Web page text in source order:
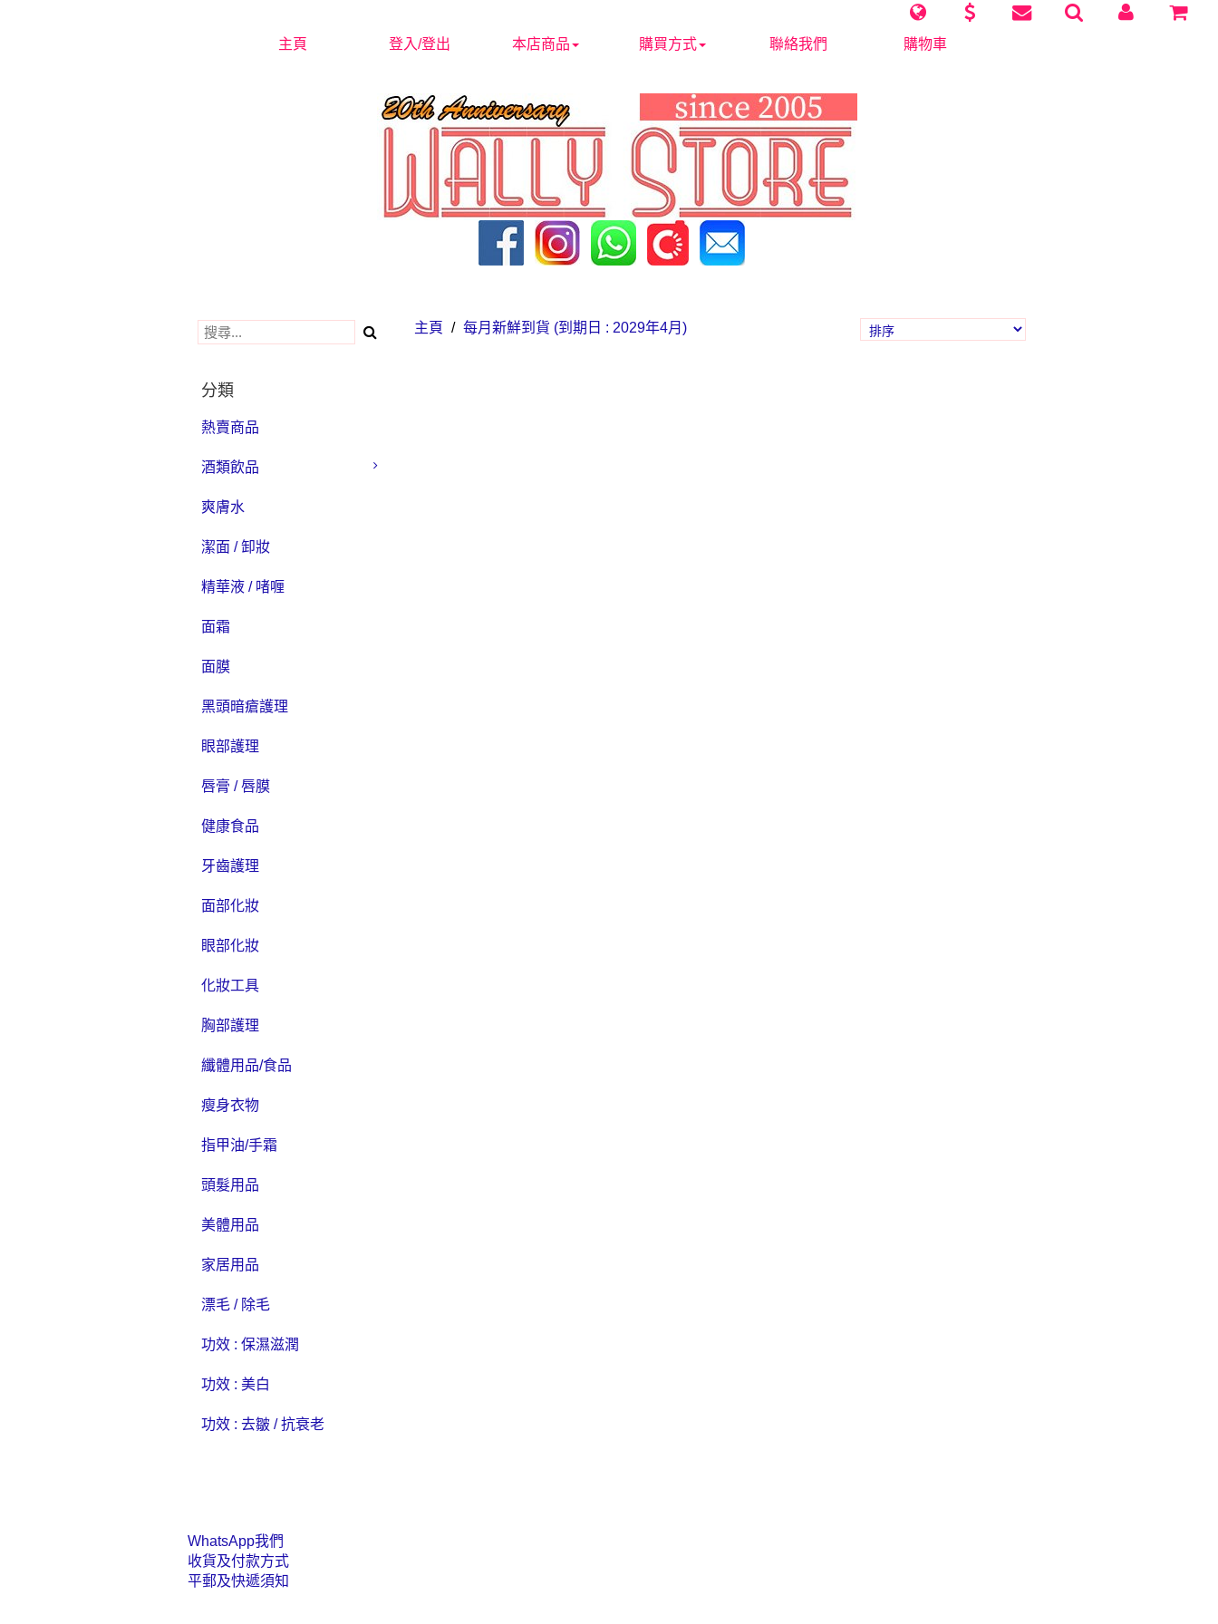
主頁 登入/登出 本店商品 購買方式 聯絡我們 購物車
分類
熱賣商品
酒類飲品
爽膚水
潔面 / 卸妝
精華液 / 啫喱
面霜
面膜
黑頭暗瘡護理
眼部護理
唇膏 / 唇膜
健康食品
牙齒護理
面部化妝
眼部化妝
化妝工具
胸部護理
纖體用品/食品
瘦身衣物
指甲油/手霜
頭髮用品
美體用品
家居用品
漂毛 / 除毛
功效 : 保濕滋潤
功效 : 美白
功效 : 去皺 / 抗衰老
主頁 / 每月新鮮到貨 (到期日 : 2029年4月)
WhatsApp我們
收貨及付款方式
平郵及快遞須知